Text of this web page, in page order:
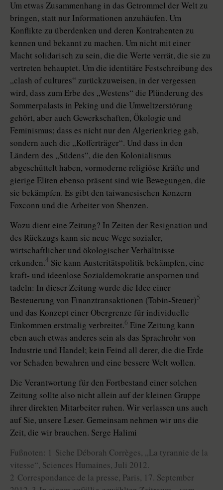
Um etwas Zusammenhang in das Getrommel der Welt zu
bringen, statt nur Informationen anzuhäufen. Um
Konflikte zu überdenken und deren Kontrahenten zu
kennen und bekannt zu machen. Um nicht mit einer
Macht solidarisch zu sein, die die Werte verrät, die sie zu
vertreten behauptet. Um die identitäre Festschreibung des
„clash of cultures“ zurückzuweisen, in der vergessen
wird, dass zum Erbe des „Westens“ die Plünderung des
Sommerpalasts in Peking und die Umweltzerstörung
gehört, aber auch Gewerkschaften, Ökologie und
Feminismus; dass es nicht nur den Algerienkrieg gab,
sondern auch die „Kofferträger“. Und dass in den
Ländern des „Südens“, die den Kolonialismus
abgeschüttelt haben, vormoderne religiöse Kräfte und
gierige Eliten ebenso präsent sind wie Bewegungen, die
sie bekämpfen. Es gibt den taiwanesischen Konzern
Foxconn und die Arbeiter von Shenzen.
Wozu dient eine Zeitung? In Zeiten der Resignation und
des Rückzugs kann sie neue Wege sozialer,
wirtschaftlicher und ökologischer Verhältnisse
erkunden.4 Sie kann Austeritätspolitik bekämpfen, eine
kraft- und ideenlose Sozialdemokratie anspornen und
tadeln: In dieser Zeitung wurde die Idee einer
Besteuerung von Finanztransaktionen (Tobin-Steuer)5
und das Konzept einer Obergrenze für individuelle
Einkommen erstmalig verbreitet.6 Eine Zeitung kann
eben auch etwas anderes sein als das Sprachrohr von
Industrie und Handel; kein Feind all derer, die die Erde
vor Schaden bewahren und eine bessere Welt wollen.
Die Verantwortung für den Fortbestand einer solchen
Zeitung sollte also nicht allein auf der kleinen Gruppe
ihrer direkten Mitarbeiter ruhen. Wir verlassen uns auch
auf Sie, unsere Leser. Gemeinsam nehmen wir uns die
Zeit, die wir brauchen. Serge Halimi
Fußnoten: 1 Siehe Déborah Corrèges, „La tyrannie de la
vitesse“, Sciences Humaines, Juli 2012.
2 Correspondance de la presse, Paris, 17. September